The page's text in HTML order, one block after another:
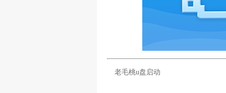
老毛桃u盘启动